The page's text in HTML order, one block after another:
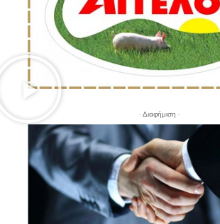
- Διαφήμιση -